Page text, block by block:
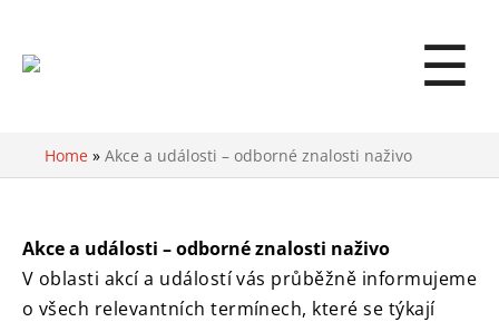
☰
Home » Akce a události – odborné znalosti naživo
Akce a události – odborné znalosti naživo
V oblasti akcí a událostí vás průběžně informujeme
o všech relevantních termínech, které se týkají